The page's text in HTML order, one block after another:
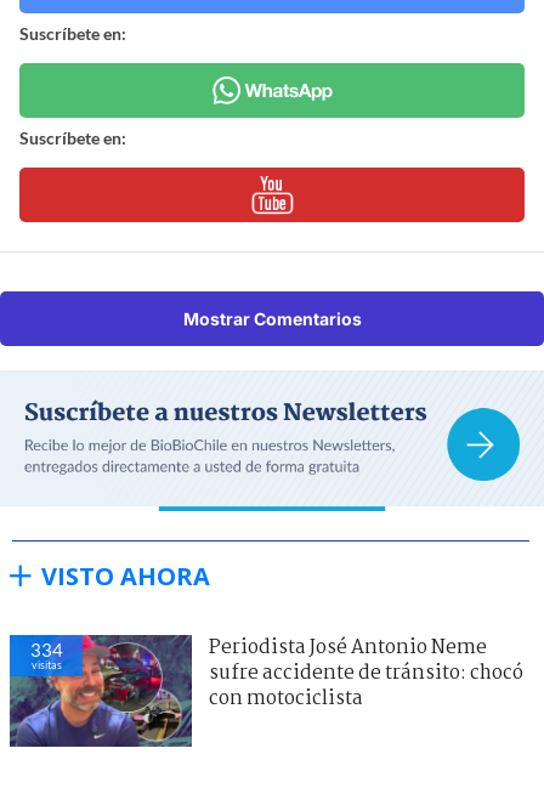
Suscríbete en:
Suscríbete en:
Mostrar Comentarios
VISTO AHORA
334
visitas
Periodista José Antonio Neme
sufre accidente de tránsito: chocó
con motociclista